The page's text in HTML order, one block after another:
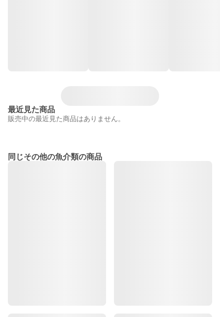
最近見た商品
販売中の最近見た商品はありません。
同じその他の魚介類の商品